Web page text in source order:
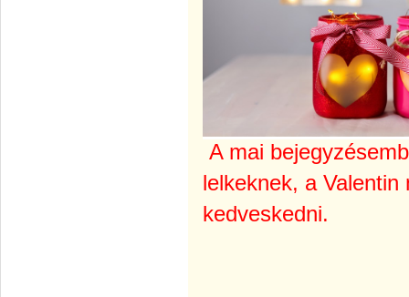
A mai
lelkeknek, a
kedveskedni.